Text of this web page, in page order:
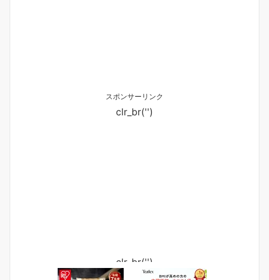
スポンサーリンク
clr_br('')
clr_br('')